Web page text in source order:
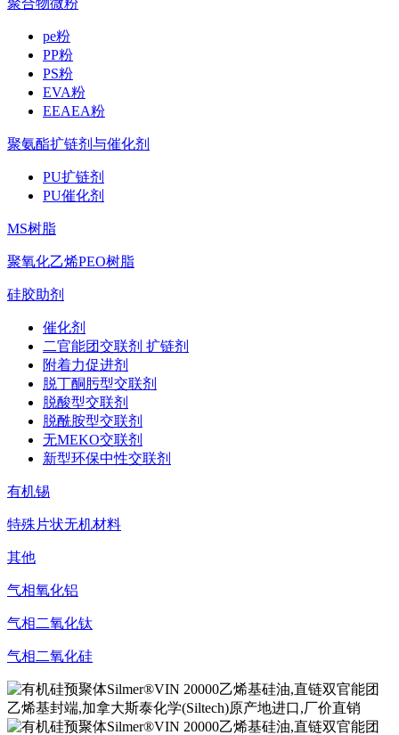
聚合物微粉
pe粉
PP粉
PS粉
EVA粉
EEAEA粉
聚氨酯扩链剂与催化剂
PU扩链剂
PU催化剂
MS树脂
聚氧化乙烯PEO树脂
硅胶助剂
催化剂
二官能团交联剂 扩链剂
附着力促进剂
脱丁酮肟型交联剂
脱酸型交联剂
脱酰胺型交联剂
无MEKO交联剂
新型环保中性交联剂
有机锡
特殊片状无机材料
其他
气相氧化铝
气相二氧化钛
气相二氧化硅